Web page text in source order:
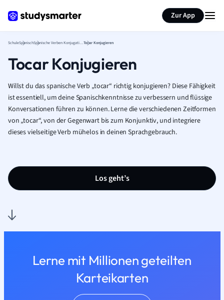
Zur App
SchuleSpanisch Spanische Verben Konjugation TabelleTocar Konjugieren
Tocar Konjugieren
Willst du das spanische Verb „tocar“ richtig konjugieren? Diese Fähigkeit
ist essentiell, um deine Spanischkenntnisse zu verbessern und flüssige
Konversationen führen zu können. Lerne die verschiedenen Zeitformen
von „tocar“, von der Gegenwart bis zum Konjunktiv, und integriere
dieses vielseitige Verb mühelos in deinen Sprachgebrauch.
Los geht’s
Lerne mit Millionen geteilten
Karteikarten
Seite zusammenfassen